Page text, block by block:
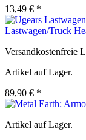
13,49 € *
Lastwagen/Truck
Versandkostenfreie
Artikel auf Lager.
89,90 € *
Artikel auf Lager.